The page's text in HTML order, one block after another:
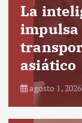
La
asiático
agosto 1, 2026